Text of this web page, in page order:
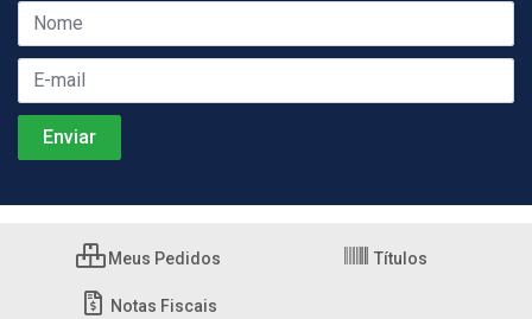
Meus Pedidos Títulos
Notas Fiscais